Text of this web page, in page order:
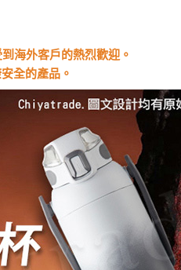
海外客戶的熱烈歡迎。
全的產品。